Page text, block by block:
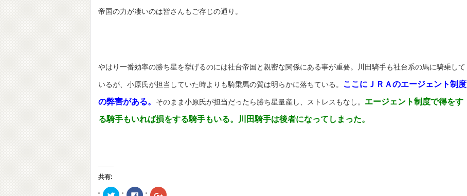
帝国の力が凄いのは皆さんもご存じの通り。
やはり一番効率の勝ち星を挙げるのには社台帝国と親密な関係にある事が重要。川田騎手も社台系の馬に騎乗して
いるが、小原氏が担当していた時よりも騎乗馬の質は明らかに落ちている。 ここにＪＲＡのエージェント制度
の弊害がある。 そのまま小原氏が担当だったら勝ち星量産し、ストレスもなし。 エージェント制度で得をす
る騎手もいれば損をする騎手もいる。川田騎手は後者になってしまった。
共有:
ク Facebookク